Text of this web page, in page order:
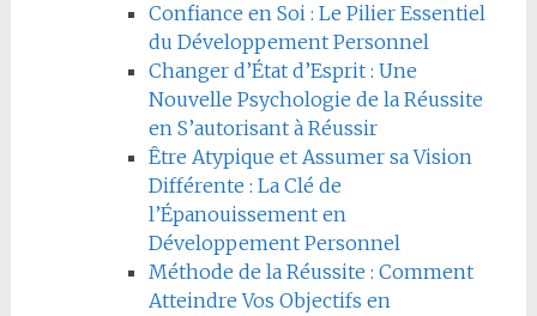
Confiance en Soi : Le Pilier Essentiel
du Développement Personnel
Changer d’État d’Esprit : Une
Nouvelle Psychologie de la Réussite
en S’autorisant à Réussir
Être Atypique et Assumer sa Vision
Différente : La Clé de
l’Épanouissement en
Développement Personnel
Méthode de la Réussite : Comment
Atteindre Vos Objectifs en